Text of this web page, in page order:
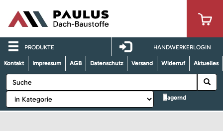
PRODUKTE HANDWERKERLOGIN
Kontakt Impressum AGB Datenschutz Versand Widerruf Aktuelles
lagernd